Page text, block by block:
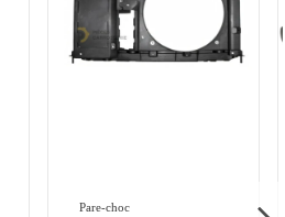
Pare-choc